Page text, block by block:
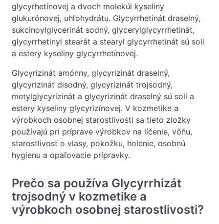
glycyrhetínovej a dvoch molekúl kyseliny
glukurónovej, uhľohydrátu. Glycyrrhetinát draselný,
sukcinoylglycerinát sodný, glycerylglycyrrhetinát,
glycyrrhetinyl stearát a stearyl glycyrrhetinát sú soli
a estery kyseliny glycyrrhetínovej.
Glycyrizinát amónny, glycyrizinát draselný,
glycyrizinát disodný, glycyrizinát trojsodný,
metylglycyrizinát a glycyrizinát draselný sú soli a
estery kyseliny glycyrizínovej. V kozmetike a
výrobkoch osobnej starostlivosti sa tieto zložky
používajú pri príprave výrobkov na líčenie, vôňu,
starostlivosť o vlasy, pokožku, holenie, osobnú
hygienu a opaľovacie prípravky.
Prečo sa používa Glycyrrhizát
trojsodný v kozmetike a
výrobkoch osobnej starostlivosti?